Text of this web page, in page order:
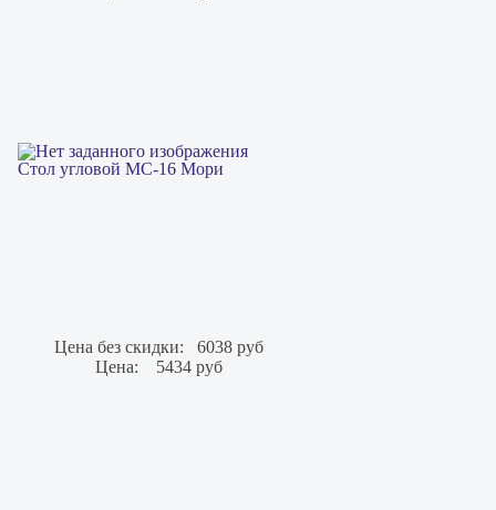
Стол угловой МС-16 Мори
Цена без скидки:
6038 руб
Цена:
5434 руб